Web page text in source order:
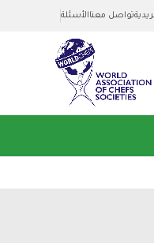
تواصل معناالأسئلة